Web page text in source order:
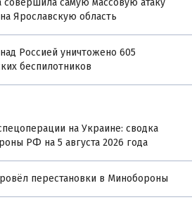
Ярославскую область
Россией уничтожено 605
беспилотников
на Украине: сводка
РФ на 5 августа 2026 года
перестановки в Минобороны